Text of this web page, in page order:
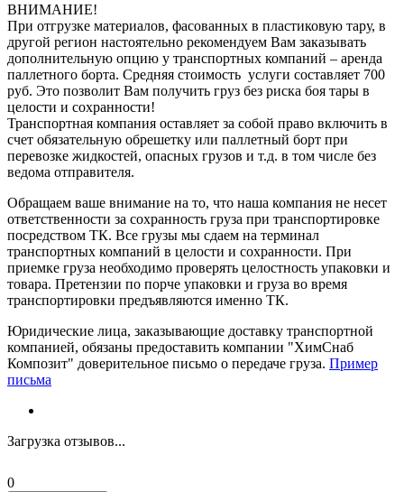
ВНИМАНИЕ!
При отгрузке материалов, фасованных в пластиковую тару, в
другой регион настоятельно рекомендуем Вам заказывать
дополнительную опцию у транспортных компаний – аренда
паллетного борта. Средняя стоимость услуги составляет 700
руб. Это позволит Вам получить груз без риска боя тары в
целости и сохранности!
Транспортная компания оставляет за собой право включить в
счет обязательную обрешетку или паллетный борт при
перевозке жидкостей, опасных грузов и т.д. в том числе без
ведома отправителя.
Обращаем ваше внимание на то, что наша компания не несет
ответственности за сохранность груза при транспортировке
посредством ТК. Все грузы мы сдаем на терминал
транспортных компаний в целости и сохранности. При
приемке груза необходимо проверять целостность упаковки и
товара. Претензии по порче упаковки и груза во время
транспортировки предъявляются именно ТК.
Юридические лица, заказывающие доставку транспортной
компанией, обязаны предоставить компании "ХимСнаб
Композит" доверительное письмо о передаче груза. Пример
письма
Загрузка отзывов...
0